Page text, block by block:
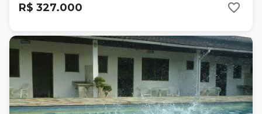
R$ 327.000